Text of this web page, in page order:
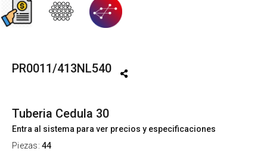
PR0011/413NL540
Tuberia Cedula 30
Entra al sistema para ver precios y especificaciones
Piezas:44